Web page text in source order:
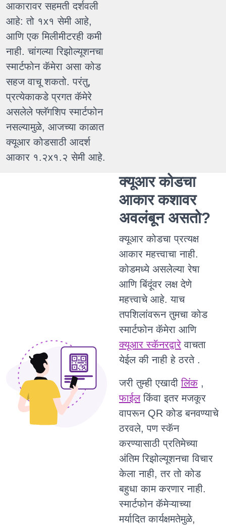
आकारावर सहमती दर्शवली
आहे: तो १x१ सेमी आहे,
आणि एक मिलीमीटरही कमी
नाही. चांगल्या रिझोल्यूशनचा
स्मार्टफोन कॅमेरा असा कोड
सहज वाचू शकतो. परंतु,
प्रत्येकाकडे प्रगत कॅमेरे
असलेले फ्लॅगशिप स्मार्टफोन
नसल्यामुळे, आजच्या काळात
क्यूआर कोडसाठी आदर्श
आकार १.२x१.२ सेमी आहे.
क्यूआर कोडचा
आकार कशावर
अवलंबून असतो?
क्यूआर कोडचा प्रत्यक्ष
आकार महत्त्वाचा नाही.
कोडमध्ये असलेल्या रेषा
आणि बिंदूंवर लक्ष देणे
महत्त्वाचे आहे. याच
तपशिलांवरून तुमचा कोड
स्मार्टफोन कॅमेरा आणि
क्यूआर स्कॅनरद्वारे वाचता
येईल की नाही हे ठरते .
जरी तुम्ही एखादीलिंक,
फाईलकिंवा इतर मजकूर
वापरून QR कोड बनवण्याचे
ठरवले, पण स्कॅन
करण्यासाठी प्रतिमेच्या
अंतिम रिझोल्यूशनचा विचार
केला नाही, तर तो कोड
बहुधा काम करणार नाही.
स्मार्टफोन कॅमेऱ्याच्या
मर्यादित कार्यक्षमतेमुळे,